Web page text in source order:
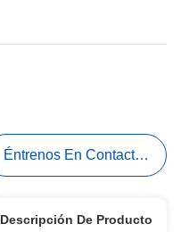
Éntrenos En Contacto Con
Descripción De Producto